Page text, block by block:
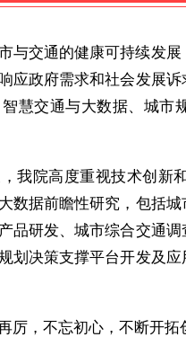
与交通的健康可持续发
应政府需求和社会发展
慧交通与大数据、城市
我院高度重视技术创新
数据前瞻性研究，包括
品研发、城市综合交通
划决策支撑平台开发及
厉，不忘初心，不断开